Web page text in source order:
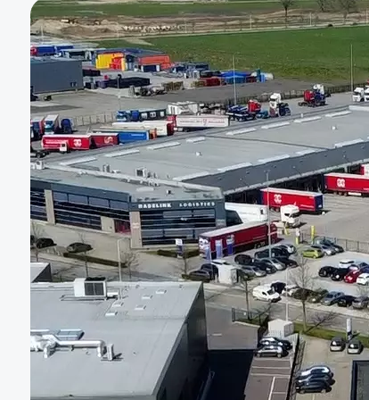
begeleiding en een professionele
aanpak, zodat jouw organisatie sterk
staat in de strijd om talent.